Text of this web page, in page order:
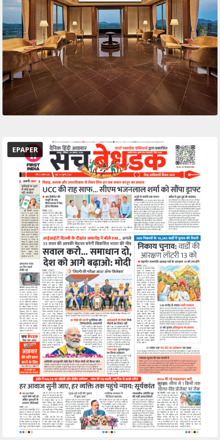
EPAPER